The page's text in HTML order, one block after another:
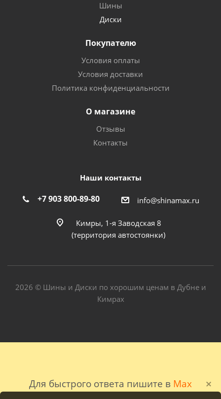
Для быстрого ответа пишите в Max
Шины
Диски
Покупателю
Условия оплаты
Условия доставки
Политика конфиденциальности
О магазине
Отзывы
Контакты
Наши контакты
+7 903 800-89-80 info@shinamax.ru
Кимры, 1-я Заводская 8
(территория автостоянки)
2026 © Шины и Диски по хорошим ценам в Дубне и
Кимрах